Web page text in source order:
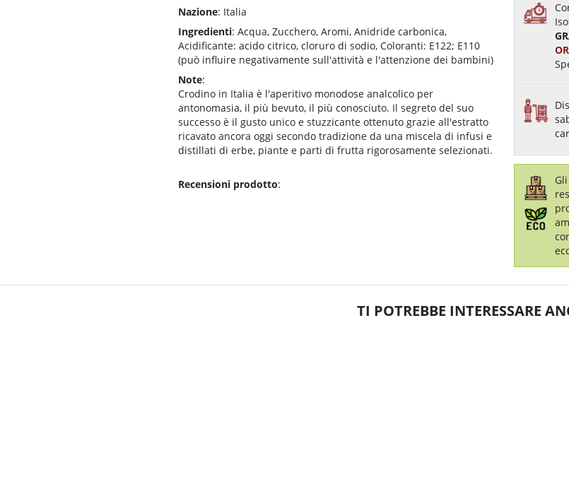
Nazione: Italia
Ingredienti: Acqua, Zucchero, Aromi, Anidride carbonica,
Acidificante: acido citrico, cloruro di sodio, Coloranti: E122; E110
(può influire negativamente sull'attività e l'attenzione dei bambini)
Note:
Crodino in Italia è l'aperitivo monodose analcolico per
antonomasia, il più bevuto, il più conosciuto. Il segreto del suo
successo è il gusto unico e stuzzicante ottenuto grazie all'estratto
ricavato ancora oggi secondo tradizione da una miscela di infusi e
distillati di erbe, piante e parti di frutta rigorosamente selezionati.
Recensioni prodotto:
TI POTREBBE INTERESSARE